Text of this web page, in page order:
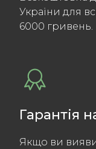
Украіни для
6000 гривень.
Гарантія
Якщо ви